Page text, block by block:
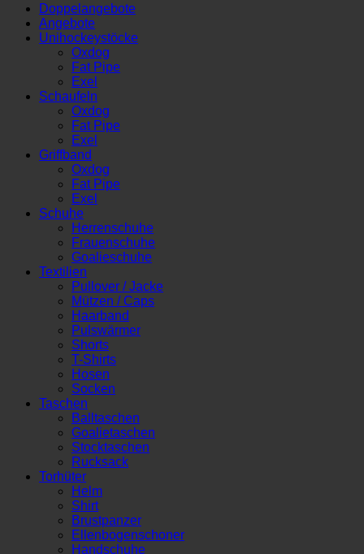
Doppelangebote
Angebote
Unihockeystöcke
Oxdog
Fat Pipe
Exel
Schaufeln
Oxdog
Fat Pipe
Exel
Griffband
Oxdog
Fat Pipe
Exel
Schuhe
Herrenschuhe
Frauenschuhe
Goalieschuhe
Textilien
Pullover / Jacke
Mützen / Caps
Haarband
Pulswärmer
Shorts
T-Shirts
Hosen
Socken
Taschen
Balltaschen
Goalietaschen
Stocktaschen
Rucksack
Torhüter
Helm
Shirt
Brustpanzer
Ellenbogenschoner
Handschuhe